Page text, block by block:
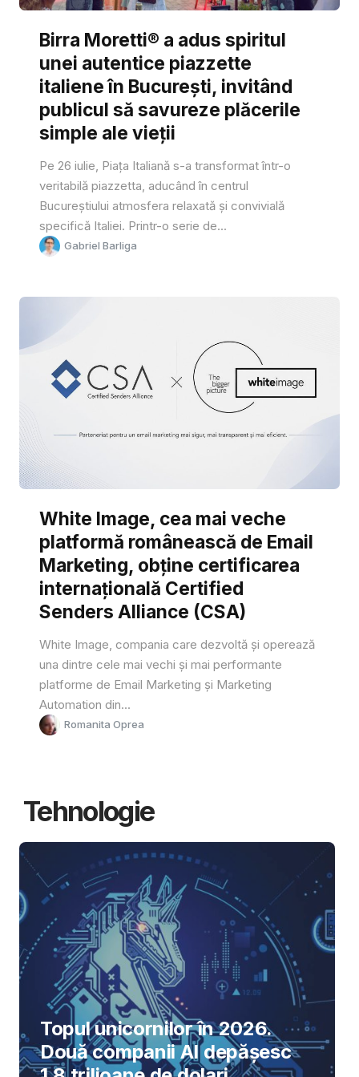
Birra Moretti® a adus spiritul
unei autentice piazzette
italiene în București, invitând
publicul să savureze plăcerile
simple ale vieții
Pe 26 iulie, Piața Italiană s-a transformat într-o
veritabilă piazzetta, aducând în centrul
Bucureștiului atmosfera relaxată și convivială
specifică Italiei. Printr-o serie de...
Gabriel Barliga
White Image, cea mai veche
platformă românească de Email
Marketing, obține certificarea
internațională Certified
Senders Alliance (CSA)
White Image, compania care dezvoltă și operează
una dintre cele mai vechi și mai performante
platforme de Email Marketing și Marketing
Automation din...
Romanita Oprea
Tehnologie
Topul unicornilor în 2026.
Două companii AI depășesc